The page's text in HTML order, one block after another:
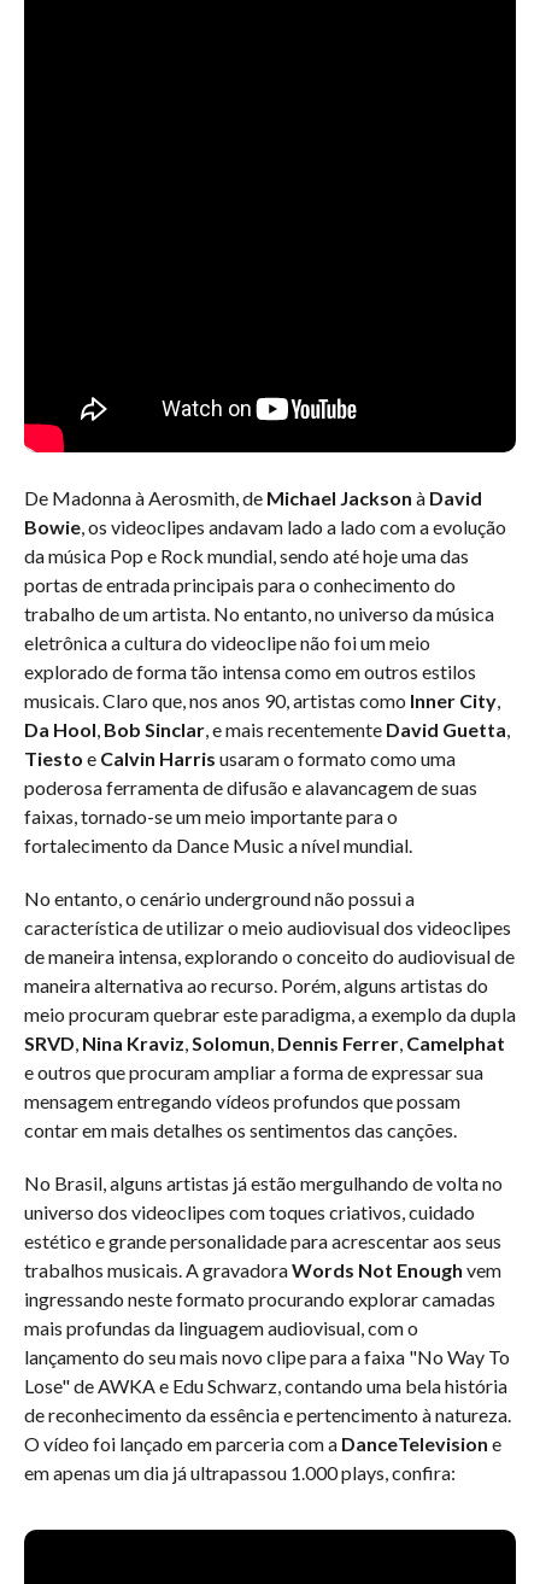
De Madonna à Aerosmith, de Michael Jackson à David
Bowie, os videoclipes andavam lado a lado com a evolução
da música Pop e Rock mundial, sendo até hoje uma das
portas de entrada principais para o conhecimento do
trabalho de um artista. No entanto, no universo da música
eletrônica a cultura do videoclipe não foi um meio
explorado de forma tão intensa como em outros estilos
musicais. Claro que, nos anos 90, artistas como Inner City,
Da Hool, Bob Sinclar, e mais recentemente David Guetta,
Tiesto e Calvin Harris usaram o formato como uma
poderosa ferramenta de difusão e alavancagem de suas
faixas, tornado-se um meio importante para o
fortalecimento da Dance Music a nível mundial.
No entanto, o cenário underground não possui a
característica de utilizar o meio audiovisual dos videoclipes
de maneira intensa, explorando o conceito do audiovisual de
maneira alternativa ao recurso. Porém, alguns artistas do
meio procuram quebrar este paradigma, a exemplo da dupla
SRVD, Nina Kraviz,Solomun, Dennis Ferrer, Camelphat
e outros que procuram ampliar a forma de expressar sua
mensagem entregando vídeos profundos que possam
contar em mais detalhes os sentimentos das canções.
No Brasil, alguns artistas já estão mergulhando de volta no
universo dos videoclipes com toques criativos, cuidado
estético e grande personalidade para acrescentar aos seus
trabalhos musicais. A gravadoraWords Not Enough vem
ingressando neste formato procurando explorar camadas
mais profundas da linguagem audiovisual, com o
lançamento do seu mais novo clipe para a faixa "No Way To
Lose" de AWKA e Edu Schwarz, contando uma bela história
de reconhecimento da essência e pertencimento à natureza.
O vídeo foi lançado em parceria com a DanceTelevision e
em apenas um dia já ultrapassou 1.000 plays, confira: